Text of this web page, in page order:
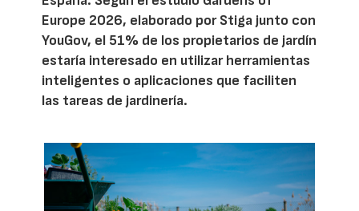
Europe 2026, elaborado por Stiga junto con
YouGov, el 51% de los propietarios de jardín
estaría interesado en utilizar herramientas
inteligentes o aplicaciones que faciliten
las tareas de jardinería.